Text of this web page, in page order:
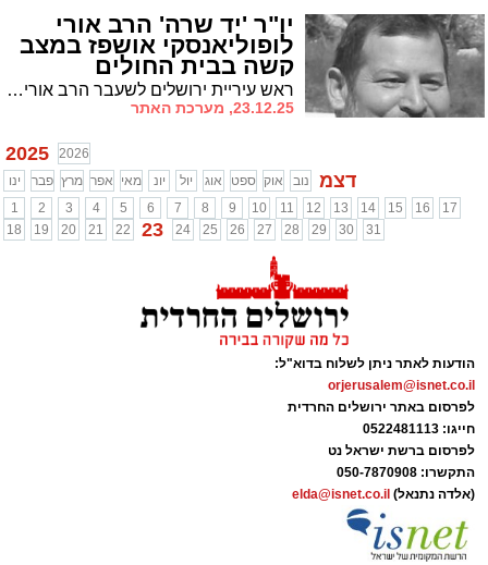
יו"ר 'יד שרה' הרב אורי
לופוליאנסקי אושפז במצב
קשה בבית החולים
ראש עיריית ירושלים לשעבר הרב אורי לופוליאנסקי אושפז הערב במחלקה לטיפול נמרץ בהדסה עין כרם עקב סיבוכים ריאתיים. הציבור מתבקש להתפלל לרפואתו
23.12.25, מערכת האתר
2025
2026
ינו
פבר מרץ אפר מאי יונ יול אוג ספט אוק נוב דצמ
1 2 3 4 5 6 7 8 9 10 11 12 13 14 15 16
17
18
19 20 21 22 23 24 25 26 27 28 29 30 31
הודעות לאתר ניתן לשלוח בדוא"ל:
orjerusalem@isnet.co.il
לפרסום באתר ירושלים החרדית
חייגו: 0522481113
לפרסום ברשת ישראל נט
התקשרו: 050-7870908
(אלדה נתנאל) elda@isnet.co.il